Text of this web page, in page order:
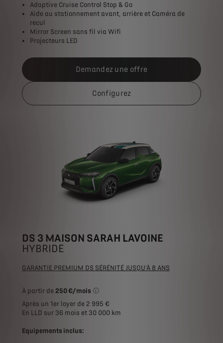
Adaptive Cruise Control Stop & Go
Aide au stationnement avant, arrière et Caméra de
recul
Mirror Screen sans fil via Wifi
Projecteurs LED
Demandez une offre
Configurez
DS 3 MAISON SARAH LAVOINE
HYBRIDE
GARANTIE PREMIUM DS SÉRÉNITÉ JUSQU'À 8 ANS
À partir de 250 €/mois
*Exemple pour une location longue durée
Après un 1er loyer de 2 995 €
En LLD sur 36 mois et 30 000 km
Equipements inclus: